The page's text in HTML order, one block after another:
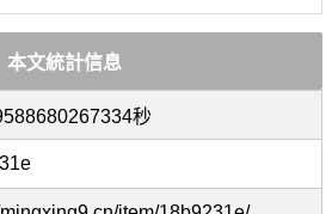
本文統計信息
秒